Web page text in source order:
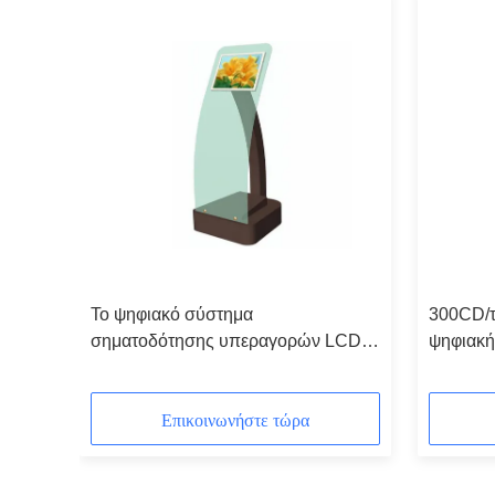
Το ψηφιακό σύστημα
σηματοδότησης υπεραγορών LCD
κυκλικά την επίδειξη διαφήμισης 19
Επικοινωνήστε τώρα
300CD/